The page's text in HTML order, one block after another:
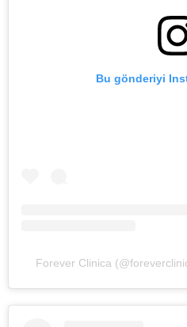
Bu gönderiyi
Forever Clinica